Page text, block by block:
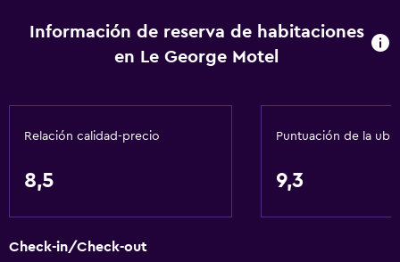
Información de reserva de habitaciones
en Le George Motel
Relación calidad-precio
8,5
Puntuación de la
9,3
Check-in/Check-out